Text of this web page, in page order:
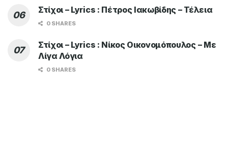
Στίχοι – Lyrics : Πέτρος Ιακωβίδης – Τέλεια
0 SHARES
Στίχοι – Lyrics : Νίκος Οικονομόπουλος – Με
Λίγα Λόγια
0 SHARES